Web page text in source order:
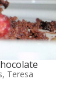
, Teresa